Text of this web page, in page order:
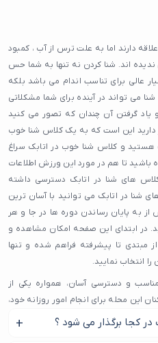
دارند اما به علت ترس از آب ، کمبود
اند. شنا کردن نه تنها به شما حس
برای تناسب اندام می باشد بلکه
می تواند در آینده برای شما مشکلاتی
یاد گرفتن آن چندان که تصور می کنید
این است که به یک کلاس شنا خوب
هستید و کلاس شنا خوب در اتابک سراغ
باشید تا هم در مورد این ورزش اطلاعات
های شنا در اتابک دسترسی داشته
شنا در اتابک می توانید با آسان ترین
به پایان رساندن دوره ها در جا و هر
در ابتدای این صفحه امکان مشاهده و
مبتدی تا پیشرفته فراهم شده و تنها
انتخاب نمایید.
و دسترسی آسان، همواره یکی از
این محله برای انجام امور روزانه خود،
کنند. به همین خاطر، پیدا کردن
کجا برگذار می شود ؟